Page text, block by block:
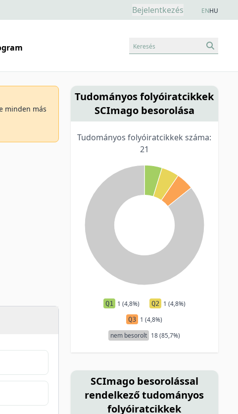
Bejelentkezés ENHU
Keresés
minden más
Tudományos folyóiratcikkek
SCImago besorolása
Tudományos folyóiratcikkek száma:
21
Q1 1 (4,8%) Q2 1 (4,8%)
Q3 1 (4,8%)
nem besorolt 18 (85,7%)
SCImago besorolással
rendelkező tudományos
folyóiratcikkek